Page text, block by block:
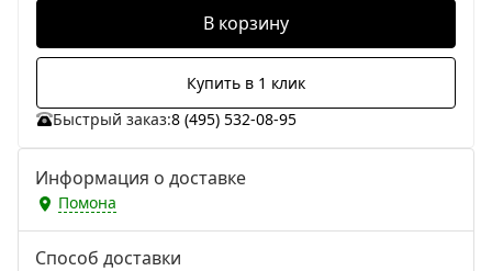
В корзину
Купить в 1 клик
Быстрый заказ:8 (495) 532-08-95
Информация о доставке
Помона
Способ доставки